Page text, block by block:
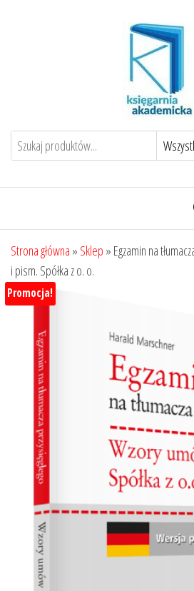
Strona główna » Sklep » Egzamin na
i pism. Spółka z o. o.
Promocja!